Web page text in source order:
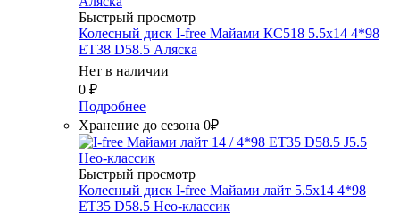
Быстрый просмотр
Колесный диск I-free Майами КС518 5.5x14 4*98
ET38 D58.5 Аляска
Нет в наличии
0 ₽
Подробнее
Хранение до сезона 0₽
Быстрый просмотр
Колесный диск I-free Майами лайт 5.5x14 4*98
ET35 D58.5 Нео-классик